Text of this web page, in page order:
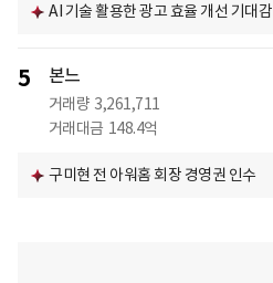
AI 기술 활용한 광고 효율 개선 기대감
5 본느
거래량 3,261,711
거래대금 148.4억
구미현 전 아워홈 회장 경영권 인수